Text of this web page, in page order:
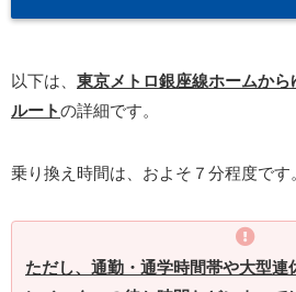
以下は、 東京メトロ銀座線ホームから
ルートの詳細です。
乗り換え時間は、およそ７分程度です
ただし、通勤・通学時間帯や大型連